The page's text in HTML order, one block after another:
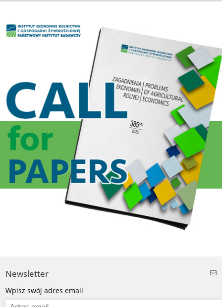
Newsletter
Wpisz swój adres email